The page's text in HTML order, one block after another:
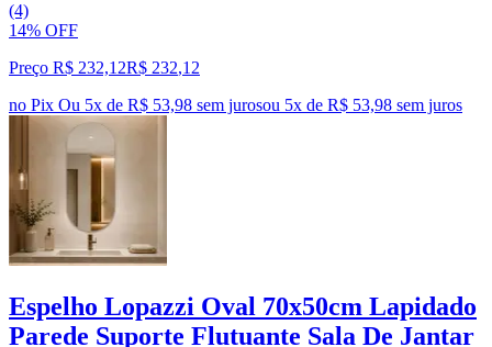
(4)
14% OFF
Preço R$ 232,12R$ 232,12
no Pix Ou 5x de R$ 53,98 sem jurosou 5x de R$ 53,98 sem juros
Espelho Lopazzi Oval 70x50cm Lapidado
Parede Suporte Flutuante Sala De Jantar